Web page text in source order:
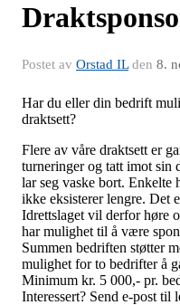
Postet av Orstad ILden 8.
Har du eller din bedrift
draktsett?
Flere av våre draktsett er
turneringer og tatt imot sin
lar seg vaske bort. Enkelte
ikke eksisterer lengre. Det
Idrettslaget vil derfor høre
har mulighet til å være
Summen bedriften støtter
mulighet for to bedrifter å
Minimum kr. 5 000,- pr.
Interessert? Send e-post til